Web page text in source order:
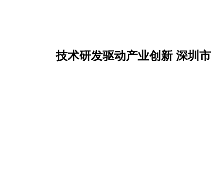
技术研发驱动产业创新 深圳